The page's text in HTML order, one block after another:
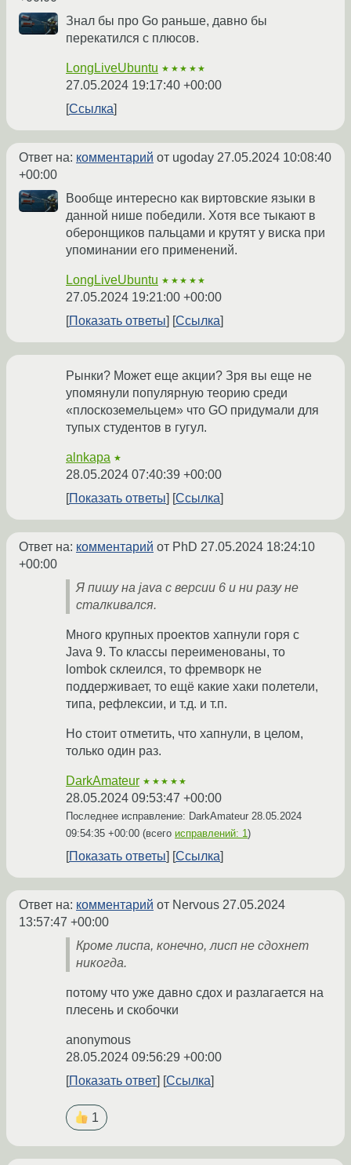
Знал бы про Go раньше, давно бы
перекатился с плюсов.
LongLiveUbuntu ★★★★★
27.05.2024 19:17:40 +00:00
Ссылка
Ответ на: комментарий от ugoday 27.05.2024 10:08:40
+00:00
Вообще интересно как виртовские языки в
данной нише победили. Хотя все тыкают в
оберонщиков пальцами и крутят у виска при
упоминании его применений.
LongLiveUbuntu ★★★★★
27.05.2024 19:21:00 +00:00
Показать ответы
Ссылка
Рынки? Может еще акции? Зря вы еще не
упомянули популярную теорию среди
«плоскоземельцем» что GO придумали для
тупых студентов в гугул.
alnkapa ★
28.05.2024 07:40:39 +00:00
Показать ответы
Ссылка
Ответ на: комментарий от PhD 27.05.2024 18:24:10
+00:00
Я пишу на java с версии 6 и ни разу не
сталкивался.
Много крупных проектов хапнули горя с
Java 9. То классы переименованы, то
lombok склеился, то фремворк не
поддерживает, то ещё какие хаки полетели,
типа, рефлексии, и т.д. и т.п.
Но стоит отметить, что хапнули, в целом,
только один раз.
DarkAmateur ★★★★★
28.05.2024 09:53:47 +00:00
Последнее исправление: DarkAmateur 28.05.2024
09:54:35 +00:00 (всего исправлений: 1 )
Показать ответы Ссылка
Ответ на: комментарий от Nervous 27.05.2024
13:57:47 +00:00
Кроме лиспа, конечно, лисп не сдохнет
никогда.
потому что уже давно сдох и разлагается на
плесень и скобочки
anonymous
28.05.2024 09:56:29 +00:00
Показать ответ
Ссылка
1